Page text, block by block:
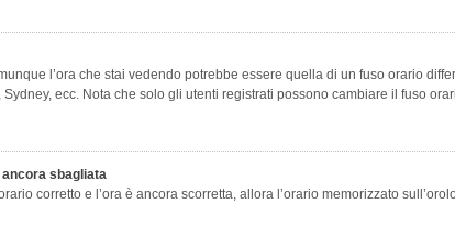
l’ora che stai vedendo potrebbe essere quella di un fuso orario
ecc. Nota che solo gli utenti registrati possono cambiare il fuso
sbagliata
corretto e l’ora è ancora scorretta, allora l’orario memorizzato